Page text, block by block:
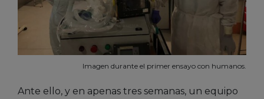
Imagen durante el primer ensayo con humanos.
Ante ello, y en apenas tres semanas, un equipo